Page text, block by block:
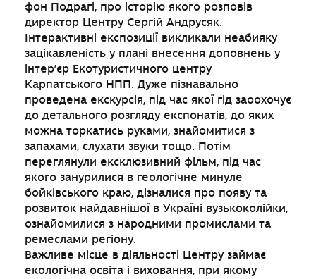
фон Подрагі, про історію якого розповів
директор Центру Сергій Андрусяк.
Інтерактивні експозиції викликали неабияку
зацікавленість у плані внесення доповнень у
інтер’єр Екотуристичного центру
Карпатського НПП. Дуже пізнавально
проведена екскурсія, під час якої гід заоохочує
до детального розгляду експонатів, до яких
можна торкатись руками, знайомитися з
запахами, слухати звуки тощо. Потім
переглянули ексклюзивний фільм, під час
якого занурилися в геологічне минуле
бойківського краю, дізналися про появу та
розвиток найдавнішої в Україні вузькоколійки,
ознайомилися з народними промислами та
ремеслами регіону.
Важливе місце в діяльності Центру займає
екологічна освіта і виховання, при якому